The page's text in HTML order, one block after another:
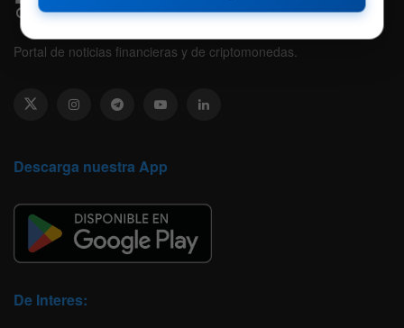
Portal de noticias financieras y de criptomonedas.
Descarga nuestra App
De Interes: